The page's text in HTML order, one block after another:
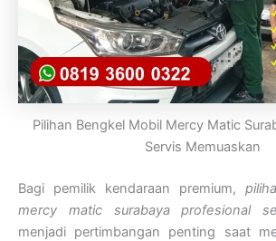
Pilihan Bengkel Mobil Mercy Matic
Servis Memuaskan
Bagi pemilik kendaraan premium,
mercy matic surabaya profesional
menjadi pertimbangan penting saat